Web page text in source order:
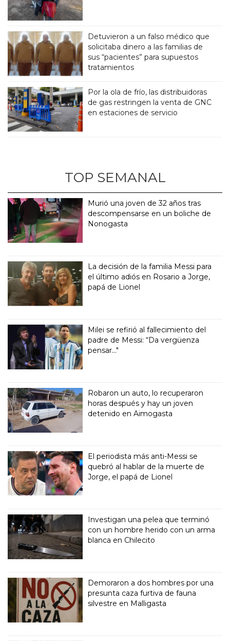
Detuvieron a un falso médico que
solicitaba dinero a las familias de
sus “pacientes” para supuestos
tratamientos
Por la ola de frío, las distribuidoras
de gas restringen la venta de GNC
en estaciones de servicio
TOP SEMANAL
Murió una joven de 32 años tras
descompensarse en un boliche de
Nonogasta
La decisión de la familia Messi para
el último adiós en Rosario a Jorge,
papá de Lionel
Milei se refirió al fallecimiento del
padre de Messi: “Da vergüenza
pensar..."
Robaron un auto, lo recuperaron
horas después y hay un joven
detenido en Aimogasta
El periodista más anti-Messi se
quebró al hablar de la muerte de
Jorge, el papá de Lionel
Investigan una pelea que terminó
con un hombre herido con un arma
blanca en Chilecito
Demoraron a dos hombres por una
presunta caza furtiva de fauna
silvestre en Malligasta